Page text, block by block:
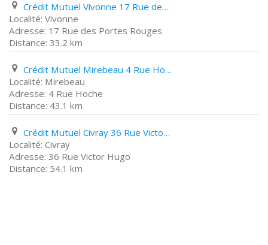
Crédit Mutuel Vivonne 17 Rue des Portes Rouges
Vivonne
17 Rue des Portes Rouges
33.2 km
Crédit Mutuel Mirebeau 4 Rue Hoche
Mirebeau
4 Rue Hoche
43.1 km
Crédit Mutuel Civray 36 Rue Victor Hugo
Civray
36 Rue Victor Hugo
54.1 km